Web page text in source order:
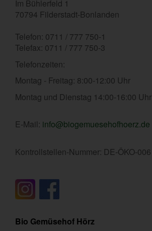
Im Bühlerfeld 1
70794 Filderstadt-Bonlanden
Telefon: 0711 / 777 750-1
Telefax: 0711 / 777 750-3
Telefonzeiten:
Montag - Freitag: 8:00-12:00 Uhr
Montag und Dienstag 14:00-16:00 Uhr
E-Mail: info@biogemuesehofhoerz.de
Kontrollstellen-Nummer: DE-ÖKO-006
Bio Gemüsehof Hörz